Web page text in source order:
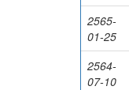
2565-
01-25
2564-
07-10